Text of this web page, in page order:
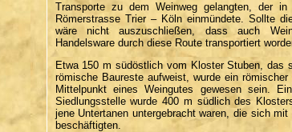
Transporte zu dem Weinweg gelangten, der
Römerstrasse Trier – Köln einmündete. Sollte
wäre nicht auszuschließen, dass auch
Handelsware durch diese Route transportiert
Etwa 150 m südöstlich vom Kloster Stuben, das
römische Baureste aufweist, wurde ein
Mittelpunkt eines Weingutes gewesen sein.
Siedlungsstelle wurde 400 m südlich des
jene Untertanen untergebracht waren, die sich
beschäftigten.